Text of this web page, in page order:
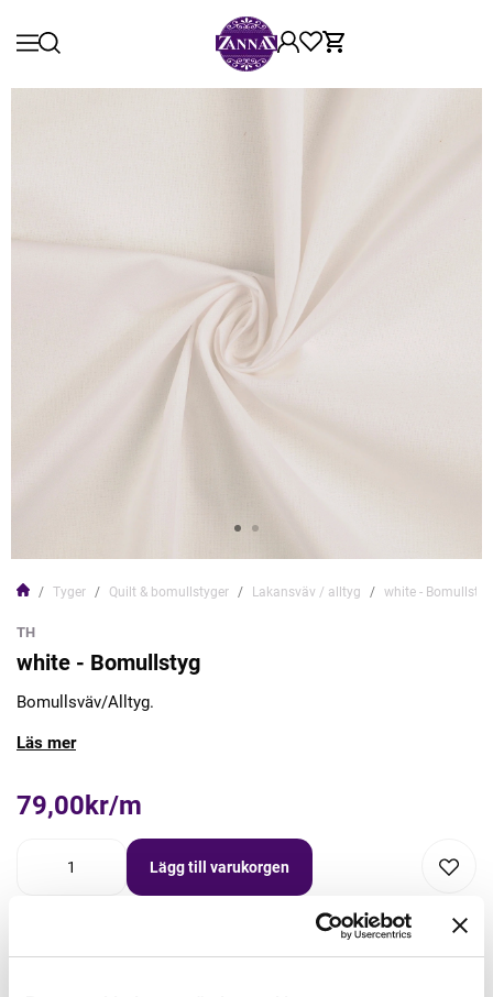
Tyger Quilt & bomullstyger Lakansväv / alltyg white - Bomullstyg
TH
white - Bomullstyg
Bomullsväv/Alltyg.
Läs mer
79,00kr/m
Lägg till varukorgen
Lägg först önskad mängd i varukorgen,